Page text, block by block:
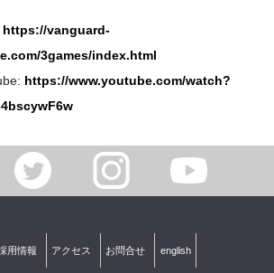
https://vanguard-
3games/index.html
https://www.youtube.com/watch?
用情報 アクセス お問合せ english